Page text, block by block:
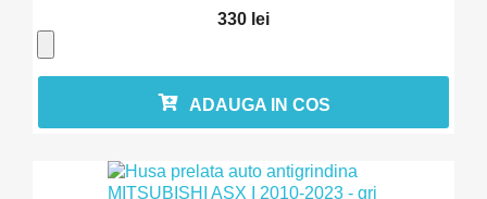
330 lei
ADAUGA IN COS